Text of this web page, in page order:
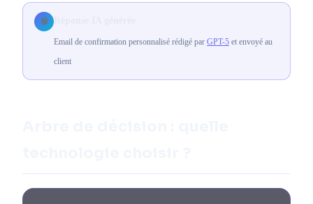
🧠
Email de confirmation personnalisé rédigé par GPT-5 et envoyé au
client